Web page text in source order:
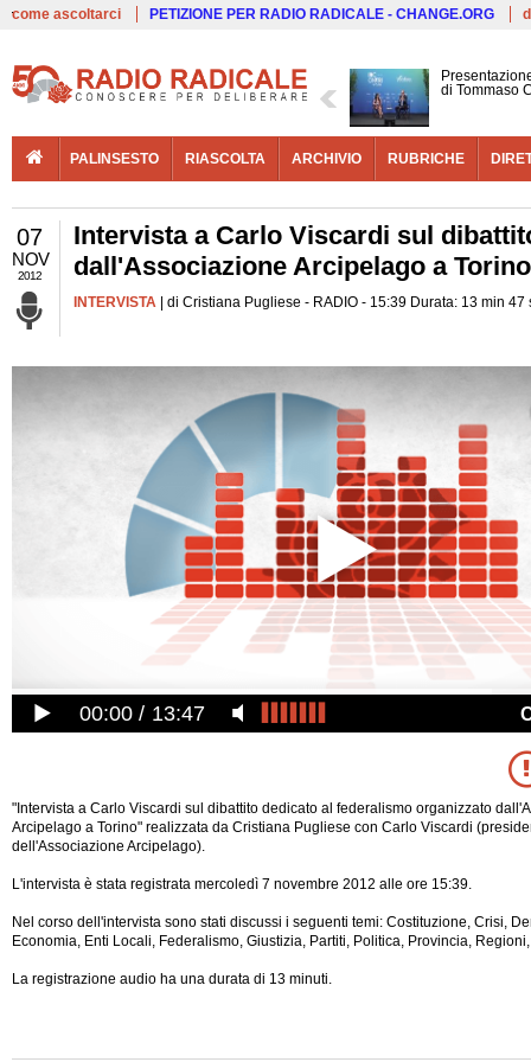
come ascoltarci PETIZIONE PER RADIO RADICALE - CHANGE.ORG
di Tommaso
PALINSESTO RIASCOLTA ARCHIVIO RUBRICHE
07
NOV
2012
Intervista a Carlo Viscardi sul
dall'Associazione Arcipelago a Torino
INTERVISTA | di Cristiana Pugliese - RADIO - 15:39 Durata: 13 min 47
00:00 13:47
"Intervista a Carlo Viscardi sul dibattito dedicato al federalismo organizzato
Arcipelago a Torino" realizzata da Cristiana Pugliese con Carlo Viscardi
dell'Associazione Arcipelago).
L'intervista è stata registrata mercoledì 7 novembre 2012 alle ore 15:39.
Nel corso dell'intervista sono stati discussi i seguenti temi: Costituzione, Crisi,
Economia, Enti Locali, Federalismo, Giustizia, Partiti, Politica, Provincia,
La registrazione audio ha una durata di 13 minuti.